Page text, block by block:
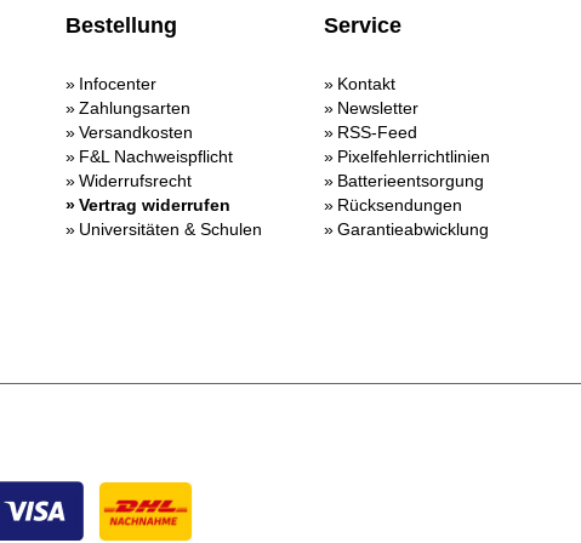
Bestellung
Infocenter
Zahlungsarten
Versandkosten
F&L Nachweispflicht
Widerrufsrecht
Vertrag widerrufen
Universitäten & Schulen
Service
Kontakt
Newsletter
RSS-Feed
Pixelfehlerrichtlinien
Batterieentsorgung
Rücksendungen
Garantieabwicklung